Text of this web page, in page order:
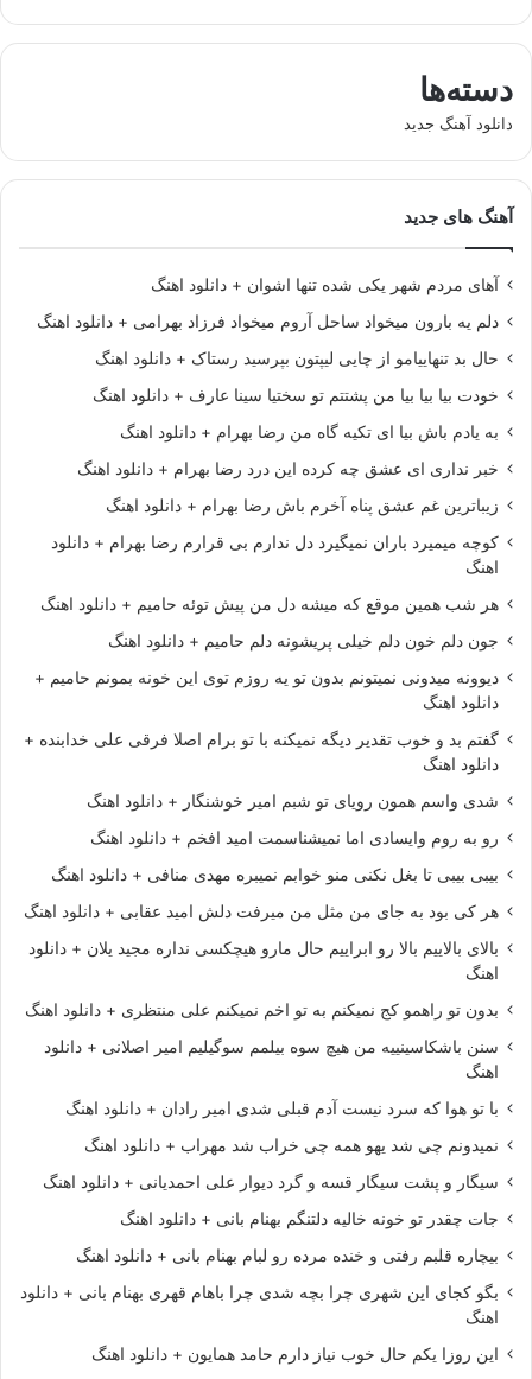
دسته‌ها
دانلود آهنگ جدید
آهنگ های جدید
آهای مردم شهر یکی شده تنها اشوان + دانلود اهنگ
دلم یه بارون میخواد ساحل آروم میخواد فرزاد بهرامی + دانلود اهنگ
حال بد تنهاییامو از چایی لیپتون بپرسید رستاک + دانلود اهنگ
خودت بیا بیا بیا من پشتتم تو سختیا سینا عارف + دانلود اهنگ
به یادم باش بیا ای تکیه گاه من رضا بهرام + دانلود اهنگ
خبر نداری ای عشق چه کرده این درد رضا بهرام + دانلود اهنگ
زیباترین غم عشق پناه آخرم باش رضا بهرام + دانلود اهنگ
کوچه میمیرد باران نمیگیرد دل ندارم بی قرارم رضا بهرام + دانلود
اهنگ
هر شب همین موقع که میشه دل من پیش توئه حامیم + دانلود اهنگ
جون دلم خون دلم خیلی پریشونه دلم حامیم + دانلود اهنگ
دیوونه میدونی نمیتونم بدون تو یه روزم توی این خونه بمونم حامیم +
دانلود اهنگ
گفتم بد و خوب تقدیر دیگه نمیکنه با تو برام اصلا فرقی علی خدابنده +
دانلود اهنگ
شدی واسم همون رویای تو شبم امیر خوشنگار + دانلود اهنگ
رو به روم وایسادی اما نمیشناسمت امید افخم + دانلود اهنگ
بیبی بیبی تا بغل نکنی منو خوابم نمیبره مهدی منافی + دانلود اهنگ
هر کی بود به جای من مثل من میرفت دلش امید عقابی + دانلود اهنگ
بالای بالاییم بالا رو ابراییم حال مارو هیچکسی نداره مجید یلان + دانلود
اهنگ
بدون تو راهمو کج نمیکنم به تو اخم نمیکنم علی منتظری + دانلود اهنگ
سنن باشکاسینییه من هیچ سوه بیلمم سوگیلیم امیر اصلانی + دانلود
اهنگ
با تو هوا که سرد نیست آدم قبلی شدی امیر رادان + دانلود اهنگ
نمیدونم چی شد یهو همه چی خراب شد مهراب + دانلود اهنگ
سیگار و پشت سیگار قسه و گرد دیوار علی احمدیانی + دانلود اهنگ
جات چقدر تو خونه خالیه دلتنگم بهنام بانی + دانلود اهنگ
بیچاره قلبم رفتی و خنده مرده رو لبام بهنام بانی + دانلود اهنگ
بگو کجای این شهری چرا بچه شدی چرا باهام قهری بهنام بانی + دانلود
اهنگ
این روزا یکم حال خوب نیاز دارم حامد همایون + دانلود اهنگ